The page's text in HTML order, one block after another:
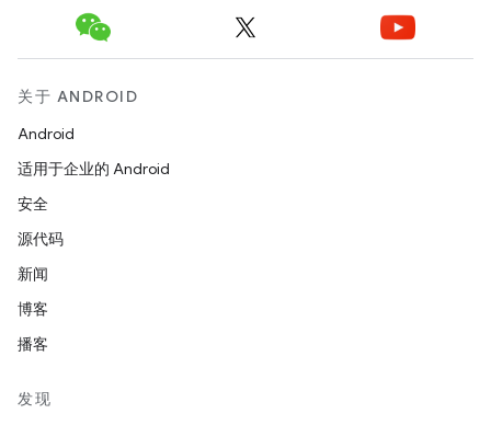
关于 ANDROID
Android
适用于企业的 Android
安全
源代码
新闻
博客
播客
发现